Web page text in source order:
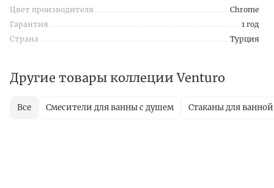
Цвет производителя
Chrome
Гарантия
1 год
Страна
Турция
Другие товары коллеции Venturo
Все Смесители для ванны с душем Стаканы для ванной